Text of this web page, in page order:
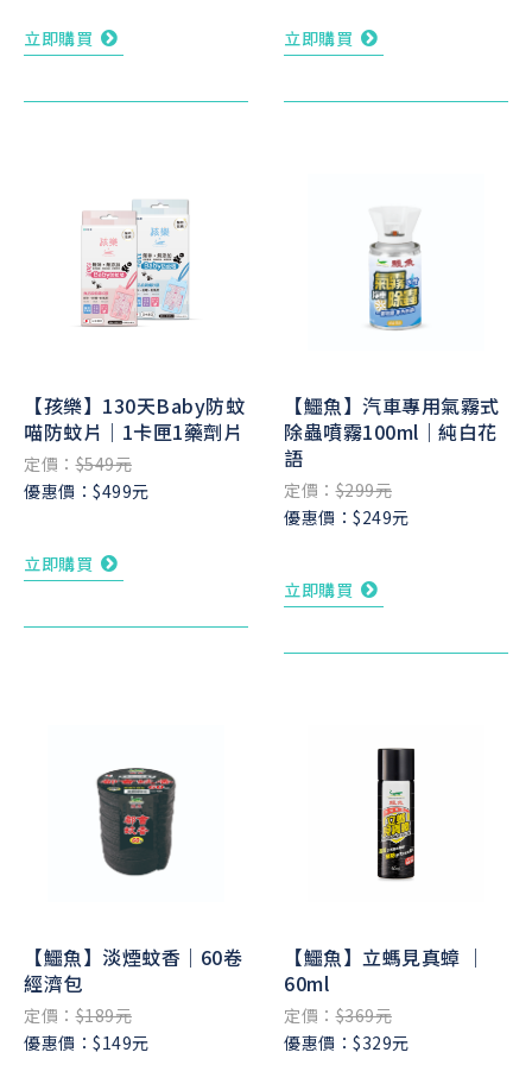
立即購買 立即購買
【孩樂】130天Baby防蚊
喵防蚊片｜1卡匣1藥劑片
定價：$549元
優惠價：$499元
立即購買
【鱷魚】汽車專用氣霧式
除蟲噴霧100ml｜純白花
語
定價：$299元
優惠價：$249元
立即購買
【鱷魚】淡煙蚊香｜60卷
經濟包
定價：$189元
優惠價：$149元
【鱷魚】立螞見真蟑 ｜
60ml
定價：$369元
優惠價：$329元